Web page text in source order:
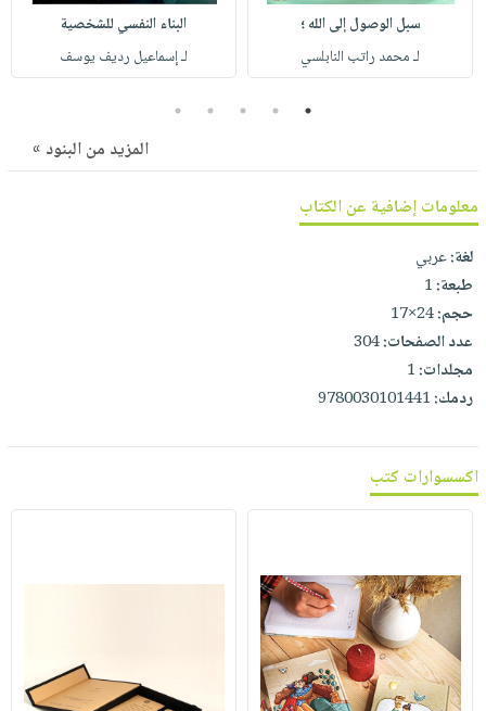
صابون
أطفال
مناسبات
فيديوهات
أسئلة
يتكرر
نيل
وفرات
كتابك
تواصل
معنا
التسوق
سبل الوصول إلى الله ؛
لـ محمد راتب النابلسي
البناء النفسي للشخصية
لـ إسماعيل رديف يوسف
1
2
3
4
5
المزيد من البنود »
معلومات إضافية عن الكتاب
لغة:عربي
طبعة:1
حجم:24×17
عدد الصفحات:304
مجلدات:1
ردمك:9780030101441
اكسسوارات كتب